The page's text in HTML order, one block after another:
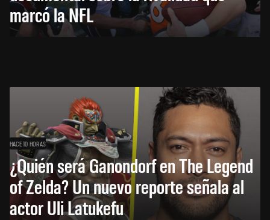
marcó la NFL
HACE 10 HORAS
¿Quién será Ganondorf en The Legend
of Zelda? Un nuevo reporte señala al
actor Uli Latukefu